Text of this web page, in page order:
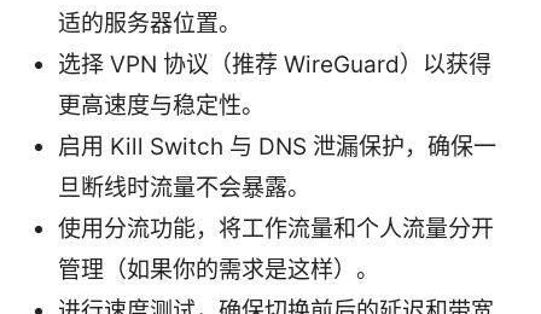
适的服务器位置。
选择 VPN 协议（推荐 WireGuard）以获得
更高速度与稳定性。
启用 Kill Switch 与 DNS 泄漏保护，确保一
旦断线时流量不会暴露。
使用分流功能，将工作流量和个人流量分开
管理（如果你的需求是这样）。